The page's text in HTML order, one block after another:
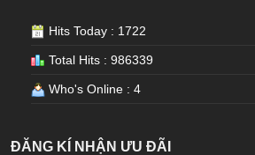
Hits Today : 1722
Total Hits : 986339
Who's Online : 4
ĐĂNG KÍ NHẬN ƯU ĐÃI